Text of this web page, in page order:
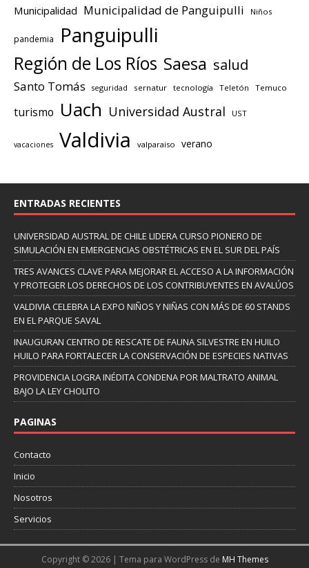
Municipalidad Municipalidad de Panguipulli Niños
pandemia Panguipulli
Región de Los Ríos Saesa salud
Santo Tomás seguridad sernatur tecnología Teletón Temuco
turismo Uach Universidad Austral UST
vacaciones Valdivia valparaiso verano
ENTRADAS RECIENTES
UNIVERSIDAD AUSTRAL DE CHILE LIDERA CURSO PIONERO DE
SIMULACIÓN EN EMERGENCIAS OBSTÉTRICAS EN EL SUR DEL PAÍS
TRES AVANCES CLAVE PARA MEJORAR EL ACCESO A LA INFORMACIÓN
Y PROTEGER LOS DERECHOS DE LOS CONTRIBUYENTES EN AVALÚOS
VALDIVIA CELEBRA LA EXPO NIÑOS Y NIÑAS CON MÁS DE 60 STANDS
EN EL PARQUE SAVAL
INAUGURAN CENTRO DE RESCATE DE FAUNA SILVESTRE EN HUILO
HUILO PARA FORTALECER LA CONSERVACIÓN DE ESPECIES NATIVAS
PROVIDENCIA LOGRA INÉDITA CONDENA POR MALTRATO ANIMAL
BAJO LA LEY CHOLITO
PAGINAS
Contacto
Inicio
Nosotros
Servicios
Copyright © 2026 | Tema para WordPress de MH Themes